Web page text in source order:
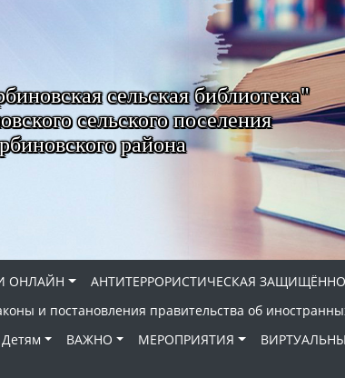
сельская библиотека"
сельского поселения
района
ОНЛАЙН
АНТИТЕРРОРИСТИЧЕСКАЯ
и постановления правительства об
Детям ВАЖНО МЕРОПРИЯТИЯ